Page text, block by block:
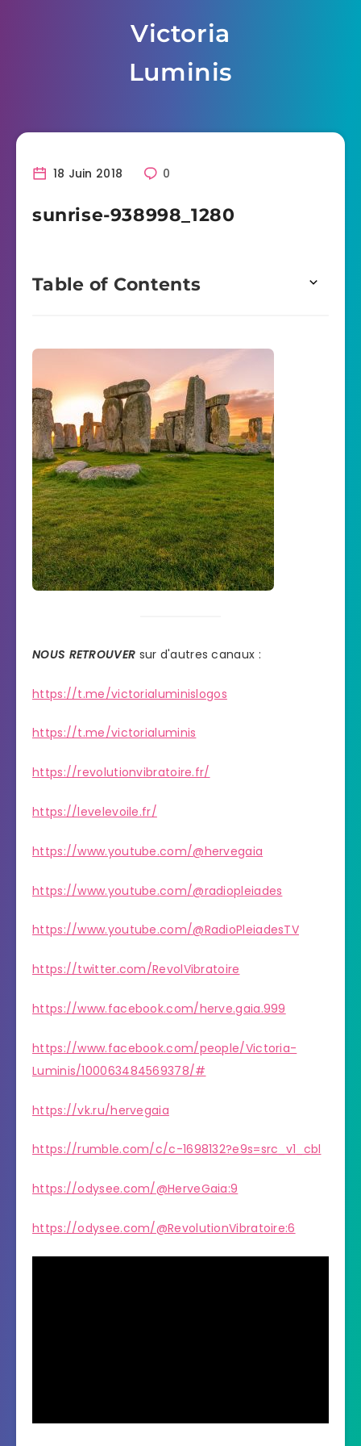
Victoria
Luminis
18 Juin 2018 0
sunrise-938998_1280
Table of Contents
NOUS RETROUVER sur d'autres canaux :
https://t.me/victorialuminislogos
https://t.me/victorialuminis
https://revolutionvibratoire.fr/
https://levelevoile.fr/
https://www.youtube.com/@hervegaia
https://www.youtube.com/@radiopleiades
https://www.youtube.com/@RadioPleiadesTV
https://twitter.com/RevolVibratoire
https://www.facebook.com/herve.gaia.999
https://www.facebook.com/people/Victoria-
Luminis/100063484569378/#
https://vk.ru/hervegaia
https://rumble.com/c/c-1698132?e9s=src_v1_cbl
https://odysee.com/@HerveGaia:9
https://odysee.com/@RevolutionVibratoire:6